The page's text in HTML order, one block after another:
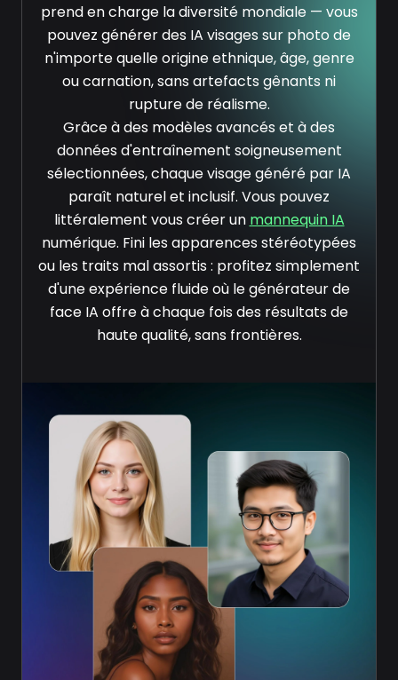
prend en charge la diversité mondiale — vous
pouvez générer des IA visages sur photo de
n'importe quelle origine ethnique, âge, genre
ou carnation, sans artefacts gênants ni
rupture de réalisme.
Grâce à des modèles avancés et à des
données d'entraînement soigneusement
sélectionnées, chaque visage généré par IA
paraît naturel et inclusif. Vous pouvez
littéralement vous créer un mannequin IA
numérique. Fini les apparences stéréotypées
ou les traits mal assortis : profitez simplement
d'une expérience fluide où le générateur de
face IA offre à chaque fois des résultats de
haute qualité, sans frontières.